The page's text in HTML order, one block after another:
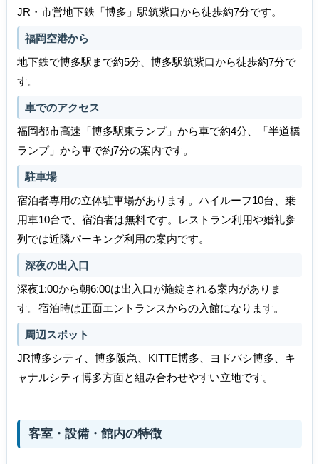
JR・市営地下鉄「博多」駅筑紫口から徒歩約7分です。
福岡空港から
地下鉄で博多駅まで約5分、博多駅筑紫口から徒歩約7分で
す。
車でのアクセス
福岡都市高速「博多駅東ランプ」から車で約4分、「半道橋
ランプ」から車で約7分の案内です。
駐車場
宿泊者専用の立体駐車場があります。ハイルーフ10台、乗
用車10台で、宿泊者は無料です。レストラン利用や婚礼参
列では近隣パーキング利用の案内です。
深夜の出入口
深夜1:00から朝6:00は出入口が施錠される案内がありま
す。宿泊時は正面エントランスからの入館になります。
周辺スポット
JR博多シティ、博多阪急、KITTE博多、ヨドバシ博多、キ
ャナルシティ博多方面と組み合わせやすい立地です。
客室・設備・館内の特徴